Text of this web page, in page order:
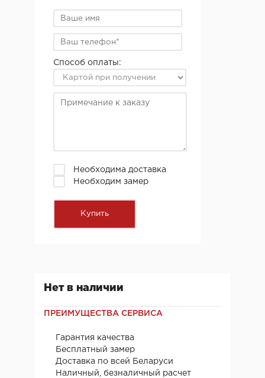
Способ оплаты:
Необходима доставка
Необходим замер
Нет в наличии
ПРЕИМУЩЕСТВА СЕРВИСА
Гарантия качества
Бесплатный замер
Доставка по всей Беларуси
Наличный, безналичный расчет